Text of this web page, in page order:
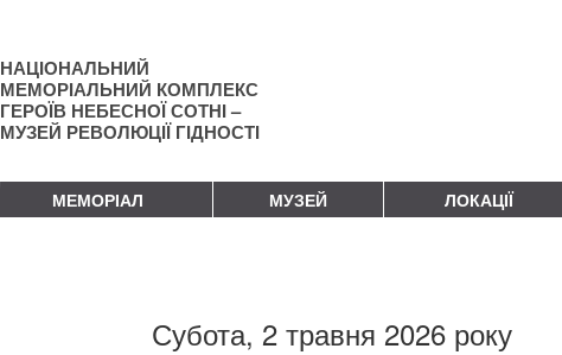
НАЦІОНАЛЬНИЙ
МЕМОРІАЛЬНИЙ КОМПЛЕКС
ГЕРОЇВ НЕБЕСНОЇ СОТНІ –
МУЗЕЙ РЕВОЛЮЦІЇ ГІДНОСТІ
МЕМОРІАЛ МУЗЕЙ ЛОКАЦІЇ
Субота, 2 травня 2026 року